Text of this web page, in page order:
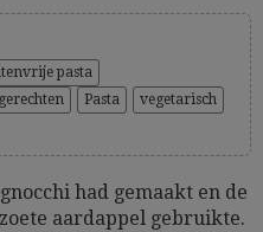
pasta
Pasta
vegetarisch
had gemaakt en de
aardappel gebruikte.